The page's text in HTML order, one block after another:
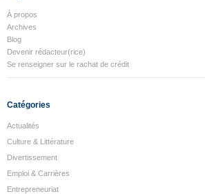
À propos
Archives
Blog
Devenir rédacteur(rice)
Se renseigner sur le rachat de crédit
Catégories
Actualités
Culture & Littérature
Divertissement
Emploi & Carrières
Entrepreneuriat